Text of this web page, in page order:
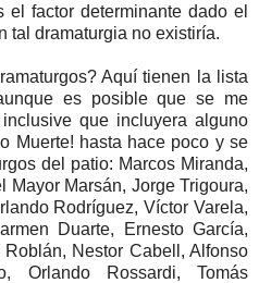
factor determinante dado el
tal dramaturgia no existiría.
Aquí tienen la lista
es posible que se me
que incluyera alguno
Muerte! hasta hace poco y se
del patio: Marcos Miranda,
Mayor Marsán, Jorge Trigoura,
Rodríguez, Víctor Varela,
Duarte, Ernesto García,
Nestor Cabell, Alfonso
Orlando Rossardi, Tomás